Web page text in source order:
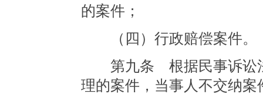
的案件；
（四）行政赔偿案件。
第九条 根据民事诉讼法
理的案件，当事人不交纳